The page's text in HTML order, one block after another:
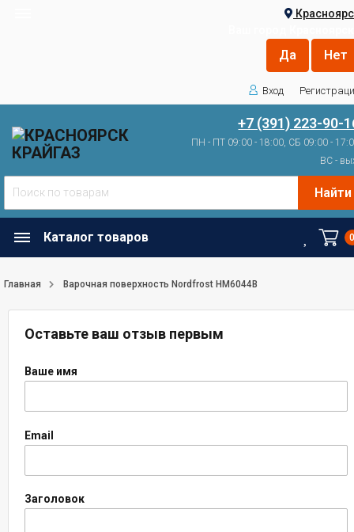
Вход
+7 (391) 223-90-
ПН - ПТ 09:00 - 18:00, СБ 09:00 -
ВС -
Найти
Каталог товаров
Главная Варочная поверхность Nordfrost HM6044B
Оставьте ваш отзыв первым
Ваше имя
Email
Заголовок